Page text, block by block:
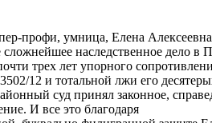
умница, Елена Алексеевна
наследственное дело в
трех лет упорного
12 и тотальной лжи его
суд принял законное,
И все это благодаря